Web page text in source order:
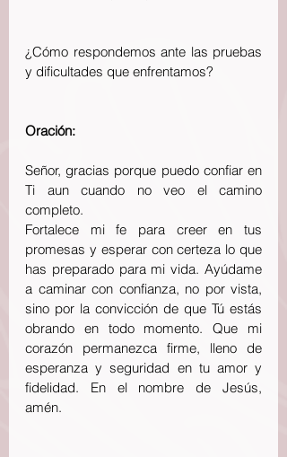
¿Cómo respondemos ante las pruebas
y dificultades que enfrentamos?
Oración:
Señor, gracias porque puedo confiar en
Ti aun cuando no veo el camino
completo.
Fortalece mi fe para creer en tus
promesas y esperar con certeza lo que
has preparado para mi vida. Ayúdame
a caminar con confianza, no por vista,
sino por la convicción de que Tú estás
obrando en todo momento. Que mi
corazón permanezca firme, lleno de
esperanza y seguridad en tu amor y
fidelidad. En el nombre de Jesús,
amén.